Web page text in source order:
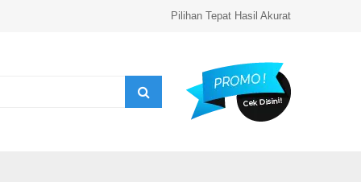
Pilihan Tepat Hasil Akurat